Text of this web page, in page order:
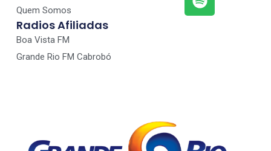
Quem Somos
Radios Afiliadas
Boa Vista FM
Grande Rio FM Cabrobó